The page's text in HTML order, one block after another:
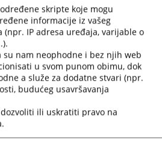
u vezi sa članom 96. stav. 2. tačka
Republike Srpske optuženi
krivičnog postupka koji se
u iznosu od 300,00 KM kao i
postupka u visini od 800,00
od dana pravosnažnosti presude.
Zakona o krivičnom postupku
se sa postavljenim
upućuje da isti može ostvarivati u
skripte koje mogu
informacije iz vašeg
(npr. IP adresa uređaja, varijable o
nam neophodne i bez njih web
u svom punom obimu, dok
a služe za dodatne stvari (npr.
budućeg usavršavanja
ili uskratiti pravo na